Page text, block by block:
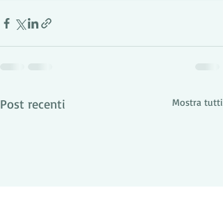
Post recenti Mostra tutti